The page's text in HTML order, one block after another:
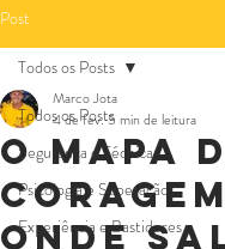
Post
Todos os Posts
Segurança e Técnica
Psicologia e Superação
Experiência e Bastidores
Todos os Posts
O Mapa
Onde
Marco Jota
4 de fev. 5 min de leitura